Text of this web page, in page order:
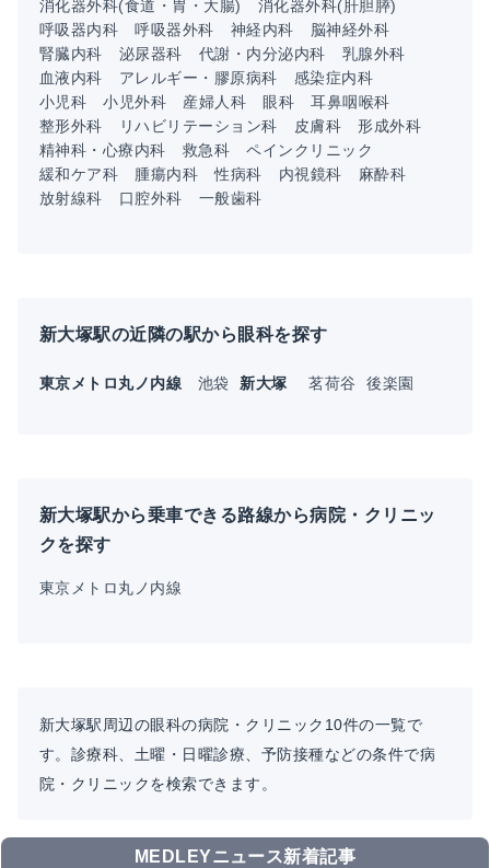
消化器外科(食道・胃・大腸)
消化器外科(肝胆膵)
呼吸器内科
呼吸器外科 神経内科
脳神経外科
腎臓内科
泌尿器科 代謝・内分泌内科
乳腺外科
血液内科
アレルギー・膠原病科
感染症内科
小児科
小児外科 産婦人科 眼科
耳鼻咽喉科
整形外科
リハビリテーション科 皮膚科
形成外科
精神科・心療内科
救急科
ペインクリニック
緩和ケア科
腫瘍内科 性病科 内視鏡科
麻酔科
放射線科
口腔外科 一般歯科
新大塚駅の近隣の駅から眼科を探す
東京メトロ丸ノ内線 池袋 新大塚 茗荷谷 後楽園
新大塚駅から乗車できる路線から病院・クリニッ
クを探す
東京メトロ丸ノ内線
新大塚駅周辺の眼科の病院・クリニック10件の一覧で
す。診療科、土曜・日曜診療、予防接種などの条件で病
院・クリニックを検索できます。
MEDLEYニュース新着記事